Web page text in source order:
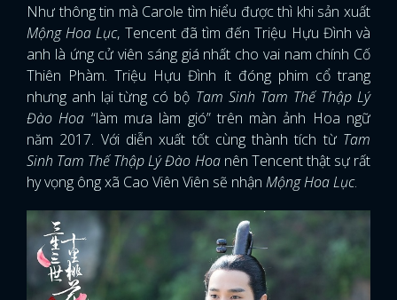
Như thông tin mà Carole tìm hiểu được thì khi sản xuất
Mộng Hoa Lục, Tencent đã tìm đến Triệu Hựu Đình và
anh là ứng cử viên sáng giá nhất cho vai nam chính Cố
Thiên Phàm. Triệu Hựu Đình ít đóng phim cổ trang
nhưng anh lại từng có bộ Tam Sinh Tam Thế Thập Lý
Đào Hoa “làm mưa làm gió” trên màn ảnh Hoa ngữ
năm 2017. Với diễn xuất tốt cùng thành tích từ Tam
Sinh Tam Thế Thập Lý Đào Hoanên Tencent thật sự rất
hy vọng ông xã Cao Viên Viên sẽ nhận Mộng Hoa Lục.